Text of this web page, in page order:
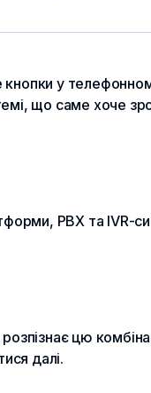
кнопки у
що саме хоче
PBX та IVR-
цю
далі.